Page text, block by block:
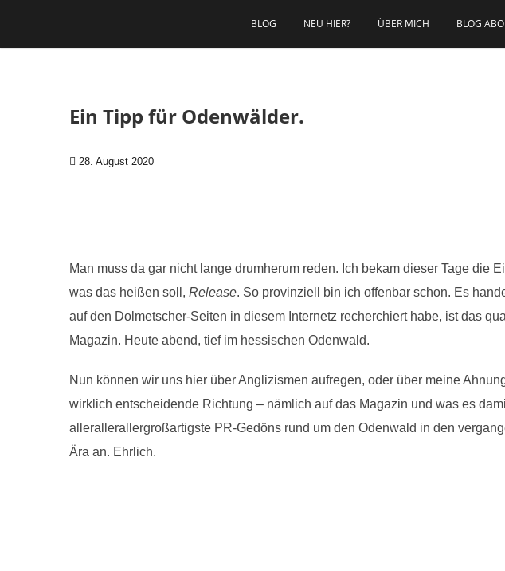
BLOG
NEU HIER? ÜBER MICH BLOG
Ein Tipp für Odenwälder.
28. August 2020
Man muss da gar nicht lange drumherum reden. Ich bekam dieser Tage die
was das heißen soll, Release. So provinziell bin ich offenbar schon. Es
auf den Dolmetscher-Seiten in diesem Internetz recherchiert habe, ist das
Magazin. Heute abend, tief im hessischen Odenwald.
Nun können wir uns hier über Anglizismen aufregen, oder über meine
wirklich entscheidende Richtung – nämlich auf das Magazin und was es
allerallerallergroßartigste PR-Gedöns rund um den Odenwald in den
Ära an. Ehrlich.